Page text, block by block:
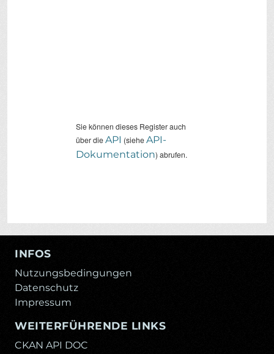
Sie können dieses Register auch
über dieAPI (sieheAPI-
Dokumentation) abrufen.
INFOS
Nutzungsbedingungen
Datenschutz
Impressum
WEITERFÜHRENDE LINKS
CKAN API DOC